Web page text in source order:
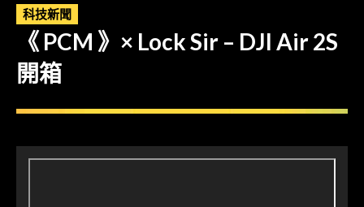
科技新聞
《 PCM 》× Lock Sir – DJI Air 2S
開箱